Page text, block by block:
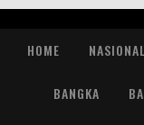
HOME NASIONAL
BANGKA